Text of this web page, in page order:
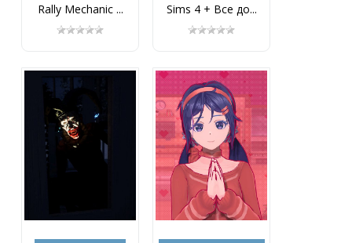
Rally Mechanic ... Sims 4 + Все до...